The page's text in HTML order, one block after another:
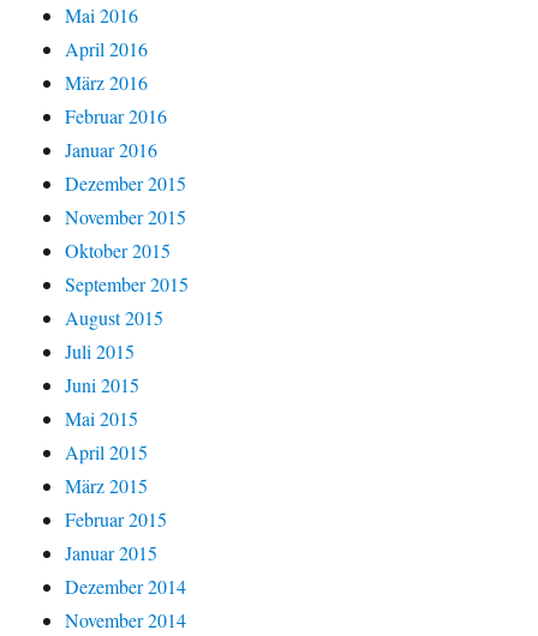
Mai 2016
April 2016
März 2016
Februar 2016
Januar 2016
Dezember 2015
November 2015
Oktober 2015
September 2015
August 2015
Juli 2015
Juni 2015
Mai 2015
April 2015
März 2015
Februar 2015
Januar 2015
Dezember 2014
November 2014